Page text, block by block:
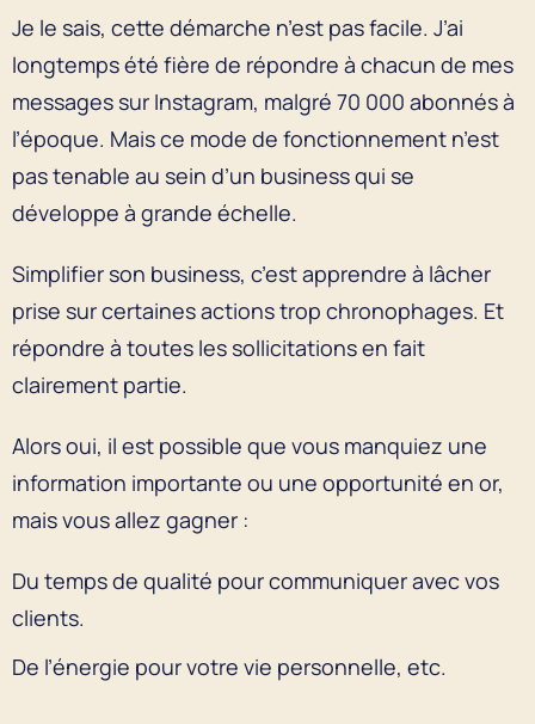
Je le sais, cette démarche n’est pas facile. J’ai
longtemps été fière de répondre à chacun de mes
messages sur Instagram, malgré 70 000 abonnés à
l’époque. Mais ce mode de fonctionnement n’est
pas tenable au sein d’un business qui se
développe à grande échelle.
Simplifier son business, c’est apprendre à lâcher
prise sur certaines actions trop chronophages. Et
répondre à toutes les sollicitations en fait
clairement partie.
Alors oui, il est possible que vous manquiez une
information importante ou une opportunité en or,
mais vous allez gagner :
Du temps de qualité pour communiquer avec vos
clients.
De l’énergie pour votre vie personnelle, etc.